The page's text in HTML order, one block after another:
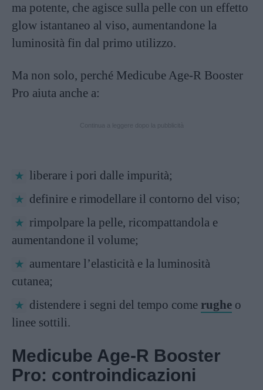
ma potente, che agisce sulla pelle con un effetto
glow istantaneo al viso, aumentandone la
luminosità fin dal primo utilizzo.
Ma non solo, perché Medicube Age-R Booster
Pro aiuta anche a:
liberare i pori dalle impurità;
definire e rimodellare il contorno del viso;
rimpolpare la pelle, ricompattandola e
aumentandone il volume;
aumentare l’elasticità e la luminosità
cutanea;
distendere i segni del tempo come rughe o
linee sottili.
Medicube Age-R Booster
Pro: controindicazioni